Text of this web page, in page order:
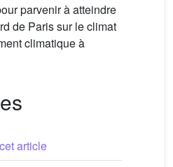
parvenir à atteindre
de Paris sur le climat
climatique à
article